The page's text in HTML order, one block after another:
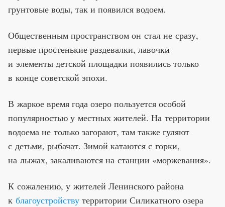
грунтовые воды, так и появился водоем.
Общественным пространством он стал не сразу,
первые простенькие раздевалки, лавочки
и элементы детской площадки появились только
в конце советской эпохи.
В жаркое время года озеро пользуется особой
популярностью у местных жителей. На территории
водоема не только загорают, там также гуляют
с детьми, рыбачат. Зимой катаются с горки,
на лыжах, закаливаются на станции «моржевания».
К сожалению, у жителей Ленинского района
к благоустройству территории Силикатного озера